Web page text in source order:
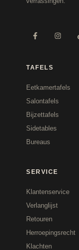
TAFELS
Eetkamertafels
Salontafels
Bijzettafels
Sidetables
Bureaus
SERVICE
Klantenservice
Verlanglijst
Retouren
Herroepingsrecht
Klachten